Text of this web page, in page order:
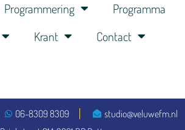
Programmering
Programma
Krant Contact
06-8309 8309
studio@veluwefm.nl